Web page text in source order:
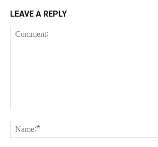
LEAVE A REPLY